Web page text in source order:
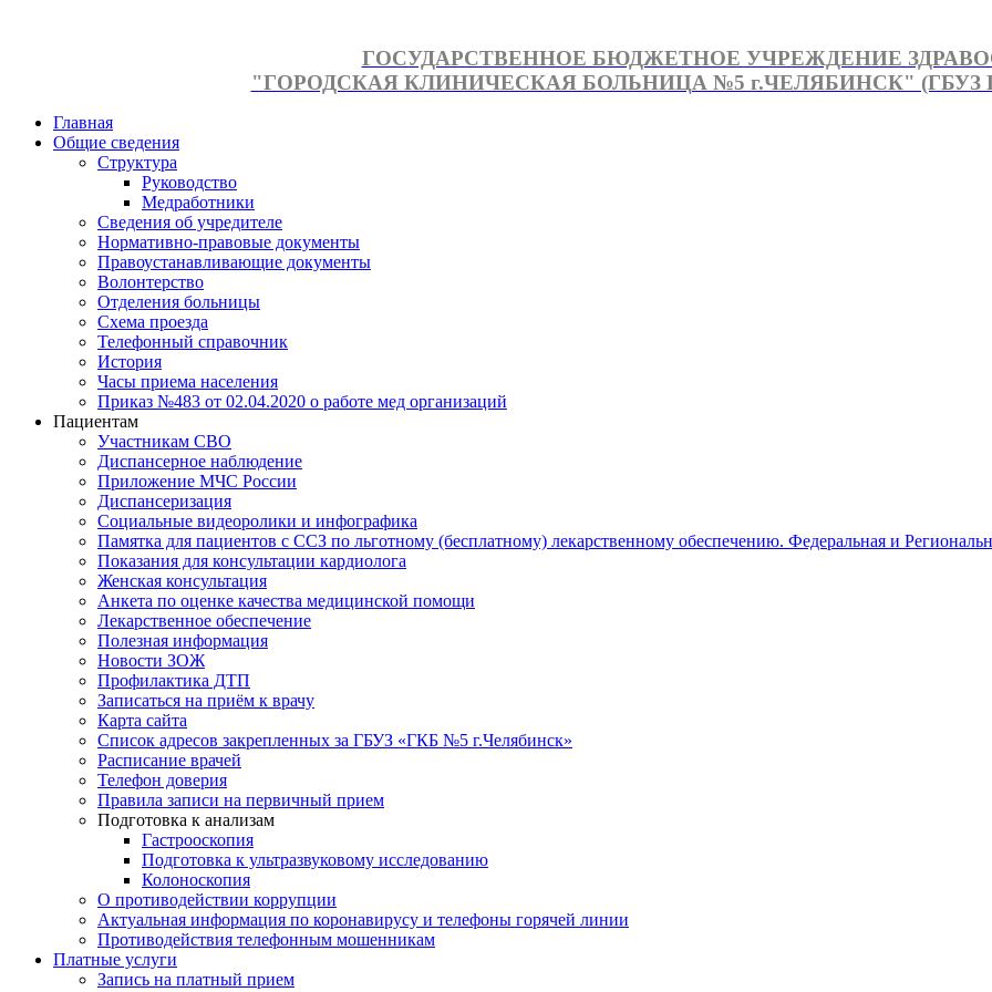
ГОСУДАРСТВЕННОЕ БЮДЖЕТНОЕ УЧРЕЖДЕНИЕ
"ГОРОДСКАЯ КЛИНИЧЕСКАЯ БОЛЬНИЦА №5 г.ЧЕЛЯБИНСК" (ГБУЗ
Главная
Общие сведения
Структура
Руководство
Медработники
Сведения об учредителе
Нормативно-правовые документы
Правоустанавливающие документы
Волонтерство
Отделения больницы
Схема проезда
Телефонный справочник
История
Часы приема населения
Приказ №483 от 02.04.2020 о работе мед организаций
Пациентам
Участникам СВО
Диспансерное наблюдение
Приложение МЧС России
Диспансеризация
Социальные видеоролики и инфографика
Памятка для пациентов с ССЗ по льготному (бесплатному) лекарственному обеспечению. Федеральная и
Показания для консультации кардиолога
Женская консультация
Анкета по оценке качества медицинской помощи
Лекарственное обеспечение
Полезная информация
Новости ЗОЖ
Профилактика ДТП
Записаться на приём к врачу
Карта сайта
Список адресов закрепленных за ГБУЗ «ГКБ №5 г.Челябинск»
Расписание врачей
Телефон доверия
Правила записи на первичный прием
Подготовка к анализам
Гастрооскопия
Подготовка к ультразвуковому исследованию
Колоноскопия
О противодействии коррупции
Актуальная информация по коронавирусу и телефоны горячей линии
Противодействия телефонным мошенникам
Платные услуги
Запись на платный прием